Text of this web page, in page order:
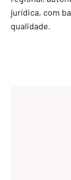
jurídica, com
qualidade.